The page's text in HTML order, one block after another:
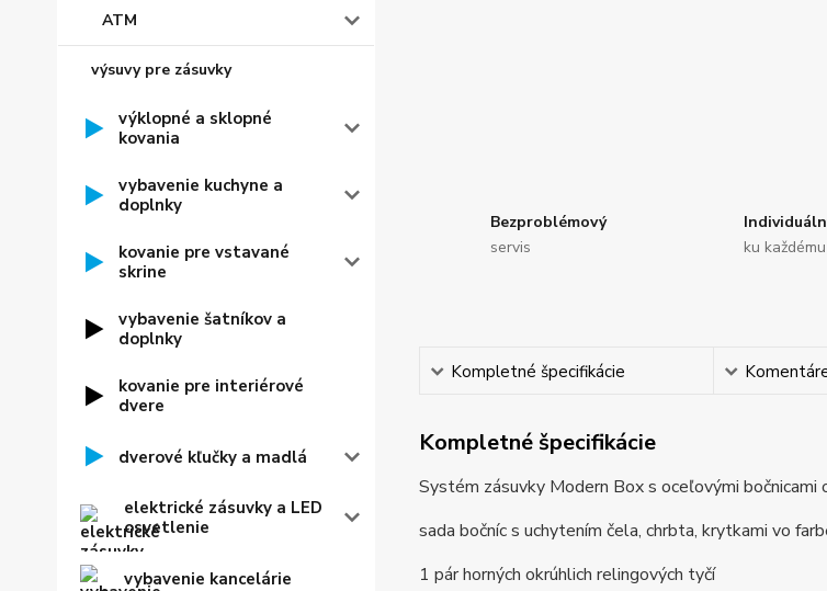
ATM
výsuvy pre zásuvky
výklopné a sklopné
kovania
vybavenie kuchyne a
doplnky
kovanie pre vstavané
skrine
vybavenie šatníkov a
doplnky
kovanie pre interiérové
dvere
dverové kľučky a madlá
elektrické zásuvky a LED
osvetlenie
vybavenie kancelárie
Bezproblémový
servis
ku
Kompletné špecifikácie
Kompletné špecifikácie
Systém zásuvky Modern Box s oceľovými
sada bočníc s uchytením čela, chrbta, krytkami vo
1 pár horných okrúhlich relingových tyčí